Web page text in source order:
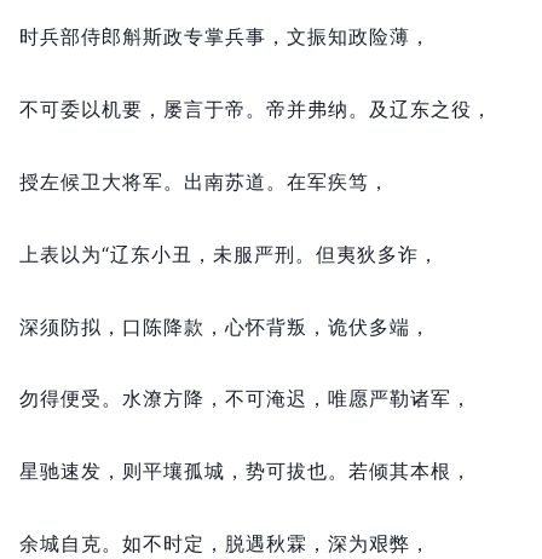
时兵部侍郎斛斯政专掌兵事， 文振知政险薄，
不可委以机要， 屡言于帝。 帝并弗纳。 及辽东之役，
授左候卫大将军。 出南苏道。 在军疾笃，
上表以为“辽东小丑， 未服严刑。 但夷狄多诈，
深须防拟， 口陈降款， 心怀背叛， 诡伏多端，
勿得便受。 水潦方降， 不可淹迟， 唯愿严勒诸军，
星驰速发， 则平壤孤城， 势可拔也。 若倾其本根，
余城自克。 如不时定， 脱遇秋霖， 深为艰弊，